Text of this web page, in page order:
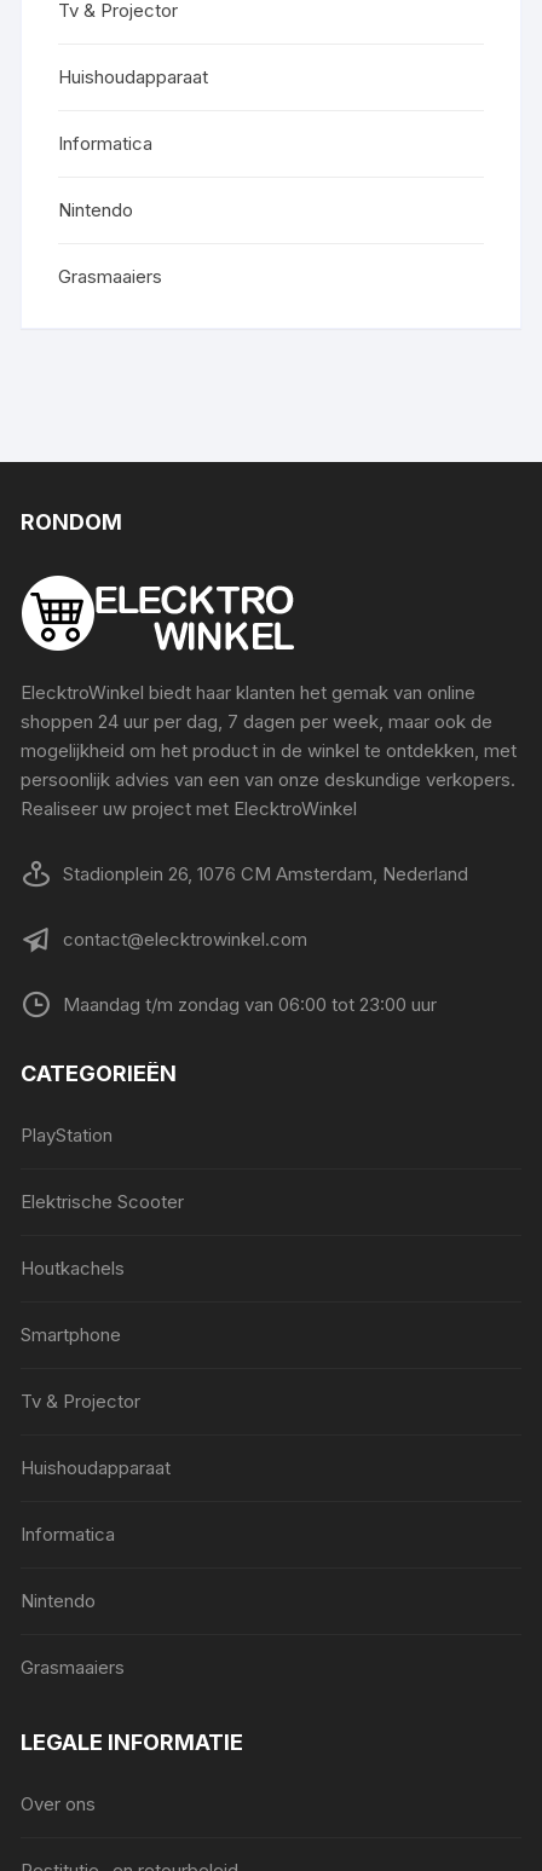
Tv & Projector
Huishoudapparaat
Informatica
Nintendo
Grasmaaiers
RONDOM
ElecktroWinkel biedt haar klanten het gemak van online
shoppen 24 uur per dag, 7 dagen per week, maar ook de
mogelijkheid om het product in de winkel te ontdekken, met
persoonlijk advies van een van onze deskundige verkopers.
Realiseer uw project met ElecktroWinkel
Stadionplein 26, 1076 CM Amsterdam, Nederland
contact@elecktrowinkel.com
Maandag t/m zondag van 06:00 tot 23:00 uur
CATEGORIEËN
PlayStation
Elektrische Scooter
Houtkachels
Smartphone
Tv & Projector
Huishoudapparaat
Informatica
Nintendo
Grasmaaiers
LEGALE INFORMATIE
Over ons